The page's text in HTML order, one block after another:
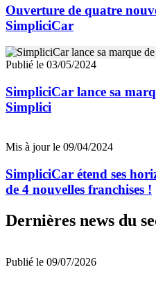
Ouverture de quatre
SimpliciCar
Publié le 03/05/2024
SimpliciCar lance sa
Simplici
Mis à jour le 09/04/2024
SimpliciCar étend ses
de 4 nouvelles franchises !
Dernières news du
Publié le 09/07/2026